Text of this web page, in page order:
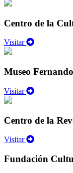
Centro de la
Visitar
Museo
Visitar
Centro de la
Visitar
Fundación